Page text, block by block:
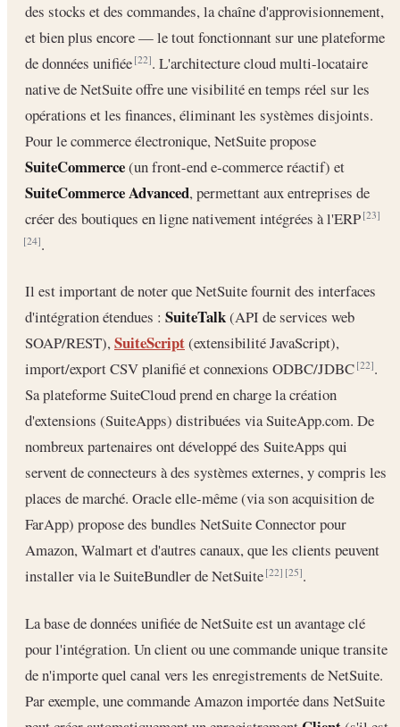
des stocks et des commandes, la chaîne d'approvisionnement,
et bien plus encore — le tout fonctionnant sur une plateforme
de données unifiée[22]. L'architecture cloud multi-locataire
native de NetSuite offre une visibilité en temps réel sur les
opérations et les finances, éliminant les systèmes disjoints.
Pour le commerce électronique, NetSuite propose
SuiteCommerce(un front-end e-commerce réactif) et
SuiteCommerce Advanced, permettant aux entreprises de
créer des boutiques en ligne nativement intégrées à l'ERP[23]
[24].
Il est important de noter que NetSuite fournit des interfaces
d'intégration étendues : SuiteTalk(API de services web
SOAP/REST),SuiteScript(extensibilité JavaScript),
import/export CSV planifié et connexions ODBC/JDBC[22].
Sa plateforme SuiteCloud prend en charge la création
d'extensions (SuiteApps) distribuées via SuiteApp.com. De
nombreux partenaires ont développé des SuiteApps qui
servent de connecteurs à des systèmes externes, y compris les
places de marché. Oracle elle-même (via son acquisition de
FarApp) propose des bundles NetSuite Connector pour
Amazon, Walmart et d'autres canaux, que les clients peuvent
installer via le SuiteBundler de NetSuite[22] [25].
La base de données unifiée de NetSuite est un avantage clé
pour l'intégration. Un client ou une commande unique transite
de n'importe quel canal vers les enregistrements de NetSuite.
Par exemple, une commande Amazon importée dans NetSuite